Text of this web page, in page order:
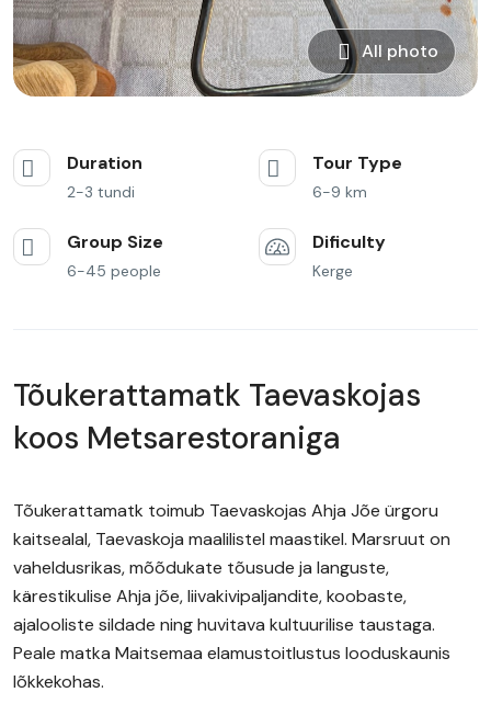
All photo
Duration
2-3 tundi
Tour Type
6-9 km
Group Size
6-45 people
Dificulty
Kerge
Tõukerattamatk Taevaskojas
koos Metsarestoraniga
Tõukerattamatk toimub Taevaskojas Ahja Jõe ürgoru
kaitsealal, Taevaskoja maalilistel maastikel. Marsruut on
vaheldusrikas, mõõdukate tõusude ja languste,
kärestikulise Ahja jõe, liivakivipaljandite, koobaste,
ajalooliste sildade ning huvitava kultuurilise taustaga.
Peale matka Maitsemaa elamustoitlustus looduskaunis
lõkkekohas.